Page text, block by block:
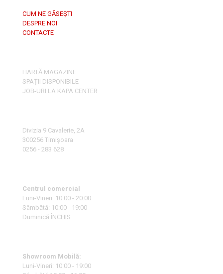
CUM NE GĂSEȘTI
DESPRE NOI
CONTACTE
HARTĂ MAGAZINE
SPAȚII DISPONIBILE
JOB-URI LA KAPA CENTER
Divizia 9 Cavalerie, 2A
300256 Timișoara
0256 - 283 628
Centrul comercial
Luni-Vineri: 10:00 - 20:00
Sâmbătă: 10:00 - 19:00
Duminică ÎNCHIS
Showroom Mobilă:
Luni-Vineri: 10:00 - 19:00